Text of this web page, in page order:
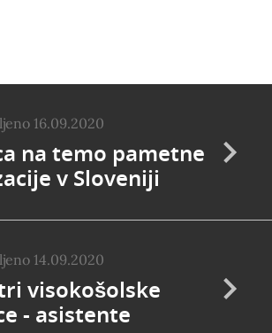
16.09.2020
na temo pametne
v Sloveniji
14.09.2020
visokošolske
- asistente